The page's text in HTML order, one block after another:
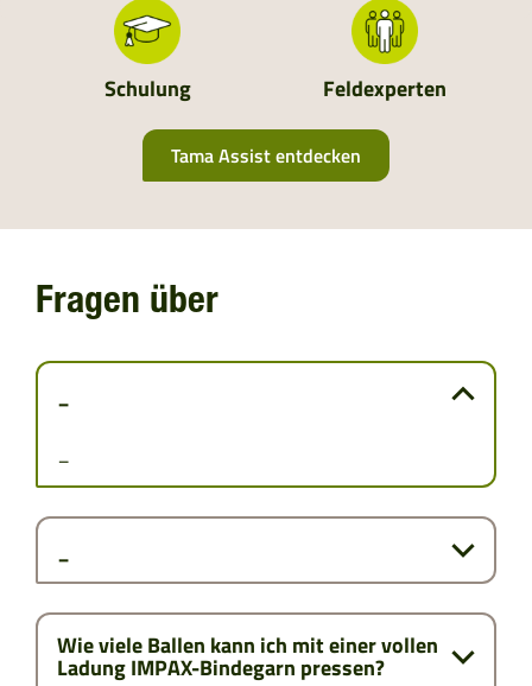
UKRAINE
ALBANIEN
BOSNIEN UND HERZEGOWINA
KROATIEN
Schulung Feldexperten
Tama Assist entdecken
Fragen über
Wie viele Ballen kann ich mit einer vollen
Ladung IMPAX-Bindegarn pressen?